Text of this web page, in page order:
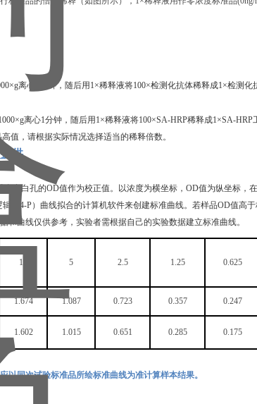
离心1分钟，随后用1×稀释液将100×检测化抗体稀释成1×检测化
离心1分钟，随后用1×稀释液将100×SA-HRP稀释成1×SA-HRP
值，请根据实际情况选择适当的稀释倍数。
供
空白孔的OD值作为校正值。以浓度为横坐标，OD值为纵坐标，
（4-P）曲线拟合的计算机软件来创建标准曲线。若样品OD值高
和曲线仅供参考，实验者需根据自己的实验数据建立标准曲线。
10 5 2.5 1.25 0.625
1.674 1.087 0.723 0.357 0.247
1.602 1.015 0.651 0.285 0.175
以同次试验标准品所绘标准曲线为准计算样本结果。